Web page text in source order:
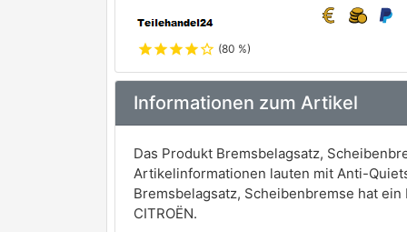
starstarstarstarstar_outline (80 %)
Informationen zum Artikel
Das Produkt Bremsbelagsatz,
Artikelinformationen lauten mit Anti-
Bremsbelagsatz, Scheibenbremse hat
CITROËN.